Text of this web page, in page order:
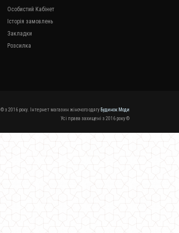
Особистий Кабінет
Історія замовлень
Закладки
Розсилка
© з 2016 року. Інтернет магазин жіночого одягу Будинок Моди
Усі права захищені з 2016 року ©